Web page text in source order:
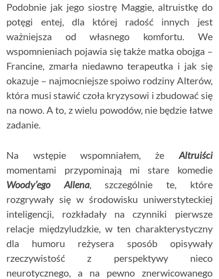
Podobnie jak jego siostrę Maggie, altruistkę do
potęgi entej, dla której radość innych jest
ważniejsza od własnego komfortu. We
wspomnieniach pojawia się także matka obojga –
Francine, zmarła niedawno terapeutka i jak się
okazuje – najmocniejsze spoiwo rodziny Alterów,
która musi stawić czoła kryzysowi i zbudować się
na nowo. A to, z wielu powodów, nie będzie łatwe
zadanie.
Na wstępie wspomniałem, że Altruiści
momentami przypominają mi stare komedie
Woody’ego Allena, szczególnie te, które
rozgrywały się w środowisku uniwerstyteckiej
inteligencji, rozkładały na czynniki pierwsze
relacje międzyludzkie, w ten charakterystyczny
dla humoru reżysera sposób opisywały
rzeczywistość z perspektywy nieco
neurotycznego, a na pewno znerwicowanego